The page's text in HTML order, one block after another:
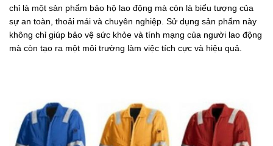
chỉ là một sản phẩm bảo hộ lao động mà còn là biểu tượng của
sự an toàn, thoải mái và chuyên nghiệp. Sử dụng sản phẩm này
không chỉ giúp bảo vệ sức khỏe và tính mạng của người lao động
mà còn tạo ra một môi trường làm việc tích cực và hiệu quả.